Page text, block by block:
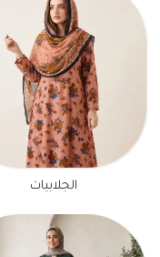
الجلابيات